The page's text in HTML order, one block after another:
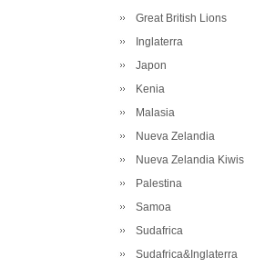
Great British Lions
Inglaterra
Japon
Kenia
Malasia
Nueva Zelandia
Nueva Zelandia Kiwis
Palestina
Samoa
Sudafrica
Sudafrica&Inglaterra